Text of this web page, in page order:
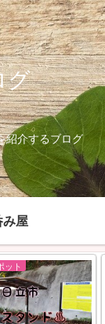
グ
紹介するブログ
み屋
ット